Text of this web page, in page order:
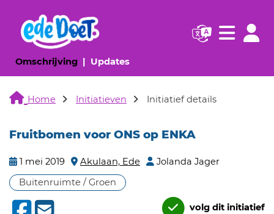
Omschrijving(huidige pagina)
Updates(huidige pagina)
Navigatie
Home Initiatieven Initiatief details
Fruitbomen voor ONS op ENKA
1 mei 2019 Akulaan, Ede
Jolanda Jager
Buitenruimte / Groen
volg dit initiatief